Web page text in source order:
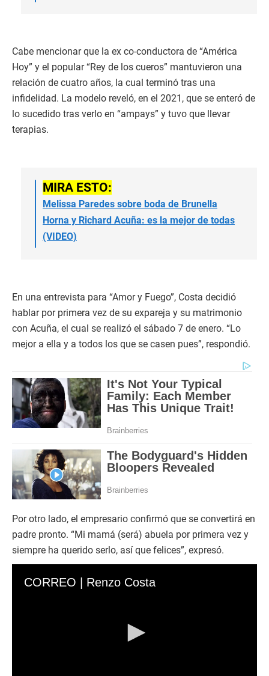
Cabe mencionar que la ex co-conductora de “América
Hoy” y el popular “Rey de los cueros” mantuvieron una
relación de cuatro años, la cual terminó tras una
infidelidad. La modelo reveló, en el 2021, que se enteró de
lo sucedido tras verlo en “ampays” y tuvo que llevar
terapias.
MIRA ESTO:
Melissa Paredes sobre boda de Brunella
Horna y Richard Acuña: es la mejor de todas
(VIDEO)
En una entrevista para “Amor y Fuego”, Costa decidió
hablar por primera vez de su expareja y su matrimonio
con Acuña, el cual se realizó el sábado 7 de enero. “Lo
mejor a ella y a todos los que se casen pues”, respondió.
Por otro lado, el empresario confirmó que se convertirá en
padre pronto. “Mi mamá (será) abuela por primera vez y
siempre ha querido serlo, así que felices”, expresó.
CORREO | Renzo Costa